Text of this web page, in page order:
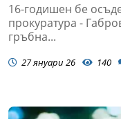
16-годишен бе
прокуратура -
гръбна...
27 януари 26 140